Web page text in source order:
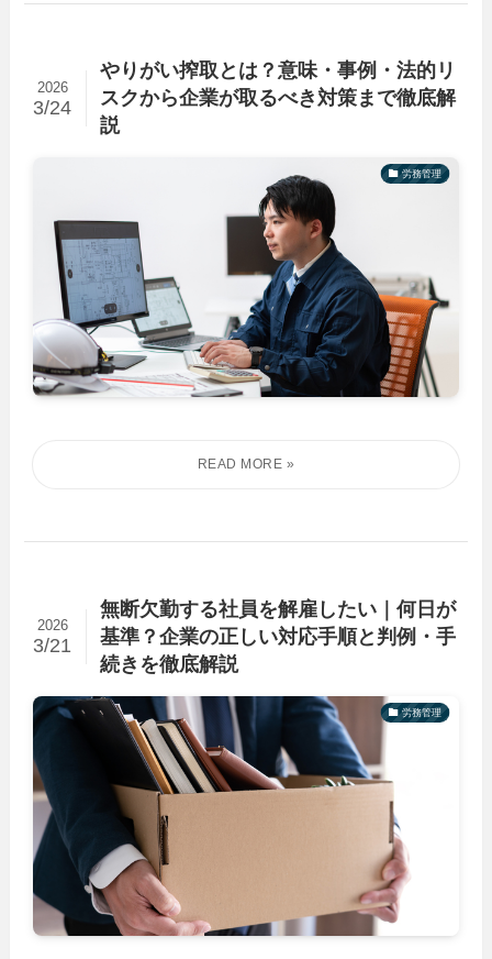
やりがい搾取とは？意味・事例・法的リ
スクから企業が取るべき対策まで徹底解
説
2026
3/24
労務管理
無断欠勤する社員を解雇したい｜何日が
基準？企業の正しい対応手順と判例・手
続きを徹底解説
2026
3/21
労務管理